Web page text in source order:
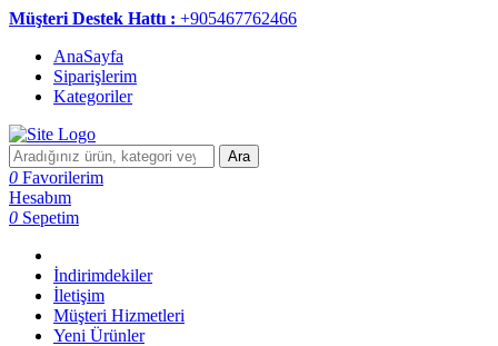
Müşteri Destek Hattı : +905467762466
AnaSayfa
Siparişlerim
Kategoriler
Ara
0 Favorilerim
Hesabım
0 Sepetim
İndirimdekiler
İletişim
Müşteri Hizmetleri
Yeni Ürünler